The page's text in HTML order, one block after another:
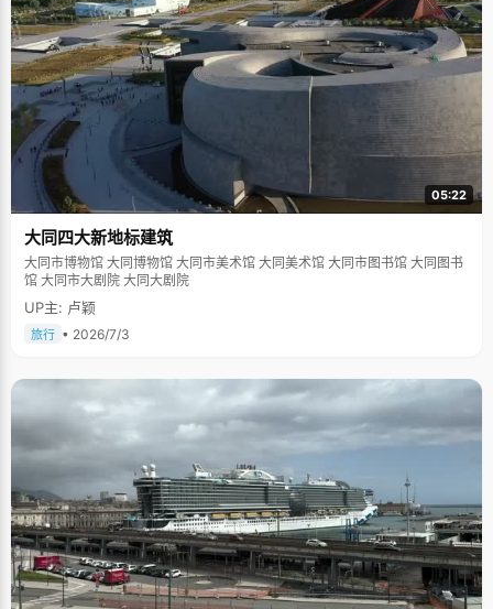
05:22
大同四大新地标建筑
大同市博物馆 大同博物馆 大同市美术馆 大同美术馆 大同市图书馆 大同图书
馆 大同市大剧院 大同大剧院
UP主: 卢颖
旅行 • 2026/7/3